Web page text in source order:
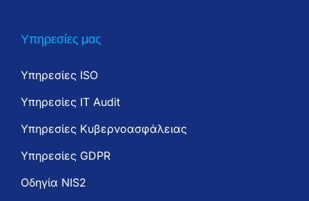
Υπηρεσίες μας
Υπηρεσίες ISO
Υπηρεσίες IT Audit
Υπηρεσίες Κυβερνοασφάλειας
Υπηρεσίες GDPR
Oδηγία NIS2